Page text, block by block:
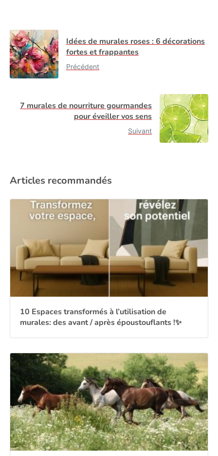
Idées de murales roses : 6 décorations
fortes et frappantes
Précédent
7 murales de nourriture gourmandes
pour éveiller vos sens
Suivant
Articles recommandés
10 Espaces transformés à l’utilisation de
murales: des avant / après époustouflants !✨